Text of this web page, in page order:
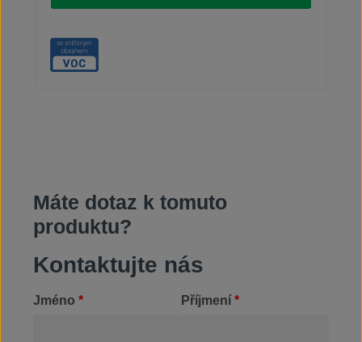
použít také v ponorných procesech. Základní
alkalické; rychle odstraňuje extrémně odolné
znečištění vodou ředitelné až do poměru 1:3
dobrá snášenlivost s většinou materiálůnepoužívat
Máte dotaz k tomuto
produktu?
Kontaktujte nás
Jméno * Příjmení *